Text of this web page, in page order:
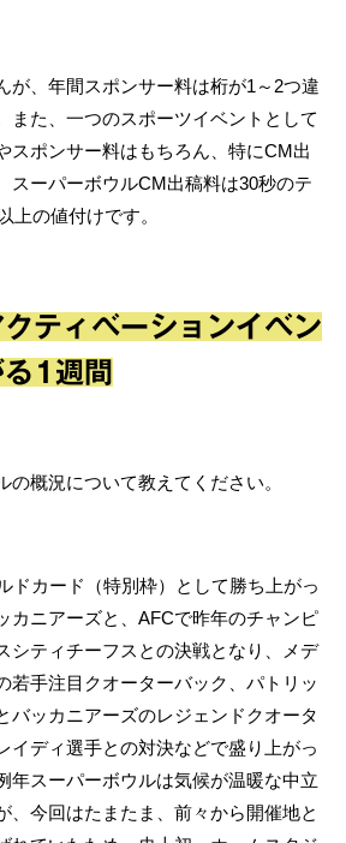
が、年間スポンサー料は桁が1～2つ違
また、一つのスポーツイベントとして
スポンサー料はもちろん、特にCM出
スーパーボウルCM出稿料は30秒のテ
上の値付けです。
ティベーションイベン
る1週間
の概況について教えてください。
ドカード（特別枠）として勝ち上がっ
カニアーズと、AFCで昨年のチャンピ
シティチーフスとの決戦となり、メデ
若手注目クオーターバック、パトリッ
バッカニアーズのレジェンドクオータ
イディ選手との対決などで盛り上がっ
年スーパーボウルは気候が温暖な中立
、今回はたまたま、前々から開催地と